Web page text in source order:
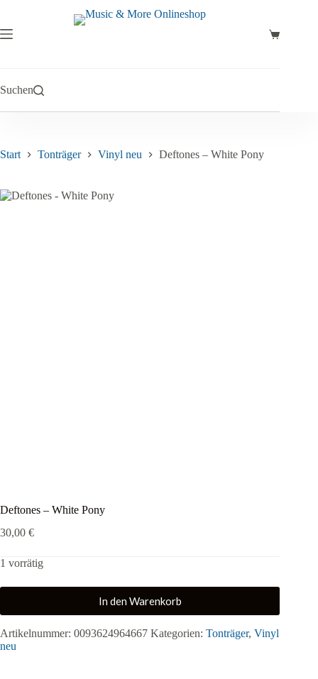
springen
Warenkorb
Suchen
Start Tonträger Vinyl neu Deftones – White Pony
Deftones – White Pony
30,00 €
1 vorrätig
In den Warenkorb
Artikelnummer: 0093624964667 Kategorien: Tonträger, Vinyl
neu